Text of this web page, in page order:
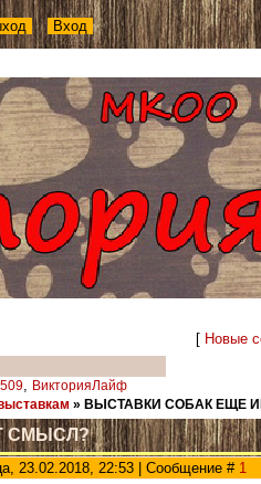
Вход
[ Новые
, ВикторияЛайф
» ВЫСТАВКИ СОБАК ЕЩЕ
СМЫСЛ?
23.02.2018, 22:53 | Сообщение # 1